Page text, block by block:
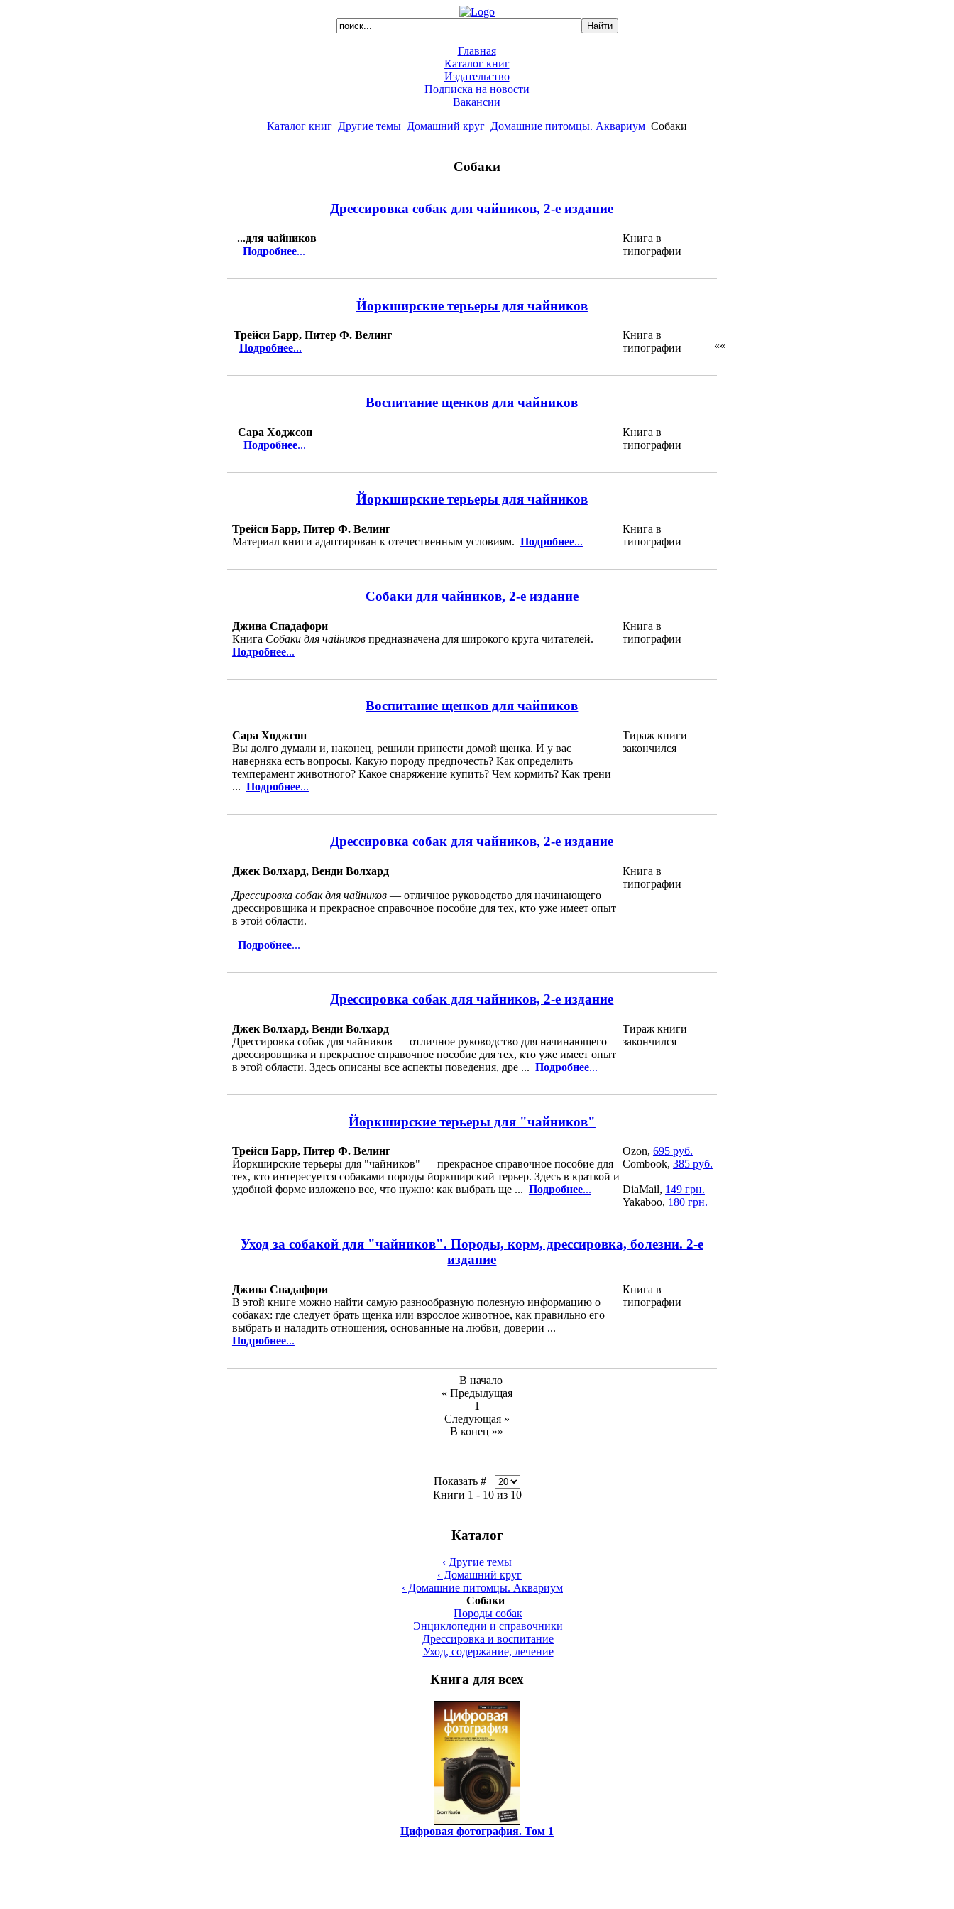
Главная
Каталог книг
Издательство
Подписка на новости
Вакансии
Каталог книг Другие темы Домашний круг Домашние питомцы. Аквариум Собаки
Собаки
Дрессировка собак для чайников, 2-е издание
...для чайников
Подробнее...
Книга в
типографии
Йоркширские терьеры для чайников
Трейси Барр, Питер Ф. Велинг
Подробнее...
Книга в
типографии
Воспитание щенков для чайников
Сара Ходжсон
Подробнее...
Книга в
типографии
Йоркширские терьеры для чайников
Трейси Барр, Питер Ф. Велинг
Материал книги адаптирован к отечественным условиям. Подробнее...
Книга в
типографии
Собаки для чайников, 2-е издание
Джина Спадафори
Книга Собаки для чайниковпредназначена для широкого круга читателей.
Подробнее...
Книга в
типографии
Воспитание щенков для чайников
Сара Ходжсон
Вы долго думали и, наконец, решили принести домой щенка. И у вас
наверняка есть вопросы. Какую породу предпочесть? Как определить
темперамент животного? Какое снаряжение купить? Чем кормить? Как трени
... Подробнее...
Тираж книги
закончился
Дрессировка собак для чайников, 2-е издание
Джек Волхард, Венди Волхард
Дрессировка собак для чайников— отличное руководство для начинающего
дрессировщика и прекрасное справочное пособие для тех, кто уже имеет опыт
в этой области.
Подробнее...
Книга в
типографии
Дрессировка собак для чайников, 2-е издание
Джек Волхард, Венди Волхард
Дрессировка собак для чайников — отличное руководство для начинающего
дрессировщика и прекрасное справочное пособие для тех, кто уже имеет опыт
в этой области. Здесь описаны все аспекты поведения, дре ... Подробнее...
Тираж книги
закончился
Йоркширские терьеры для "чайников"
Трейси Барр, Питер Ф. Велинг
Йоркширские терьеры для "чайников" — прекрасное справочное пособие для
тех, кто интересуется собаками породы йоркширский терьер. Здесь в краткой и
удобной форме изложено все, что нужно: как выбрать ще ... Подробнее...
Ozon, 695 руб.
Combook, 385 руб.
DiaMail, 149 грн.
Yakaboo, 180 грн.
Уход за собакой для "чайников". Породы, корм, дрессировка, болезни. 2-е
издание
Джина Спадафори
В этой книге можно найти самую разнообразную полезную информацию о
собаках: где следует брать щенка или взрослое животное, как правильно его
выбрать и наладить отношения, основанные на любви, доверии ...
Подробнее...
Книга в
типографии
««
В начало
« Предыдущая
1
Следующая »
В конец »»
Показать #
Книги 1 - 10 из 10
Каталог
‹ Другие темы
‹ Домашний круг
‹ Домашние питомцы. Аквариум
Собаки
Породы собак
Энциклопедии и справочники
Дрессировка и воспитание
Уход, содержание, лечение
Книга для всех
Цифровая фотография. Том 1